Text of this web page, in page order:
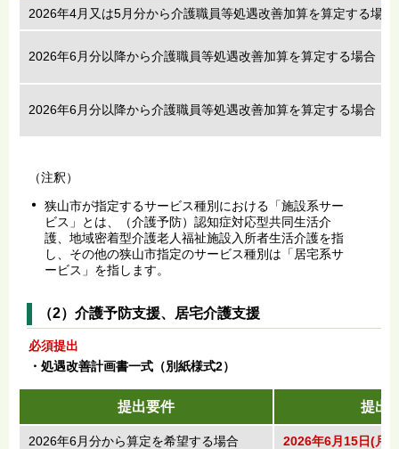
2026年4月又は5月分から介護職員等処遇改善加算を算定する場合
2026年6月分以降から介護職員等処遇改善加算を算定する場合
2026年6月分以降から介護職員等処遇改善加算を算定する場合
（注釈）
狭山市が指定するサービス種別における「施設系サー
ビス」とは、（介護予防）認知症対応型共同生活介
護、地域密着型介護老人福祉施設入所者生活介護を指
し、その他の狭山市指定のサービス種別は「居宅系サ
ービス」を指します。
（2）介護予防支援、居宅介護支援
必須提出
・処遇改善計画書一式（別紙様式2）
提出要件 提出
2026年6月分から算定を希望する場合 2026年6月15日(月